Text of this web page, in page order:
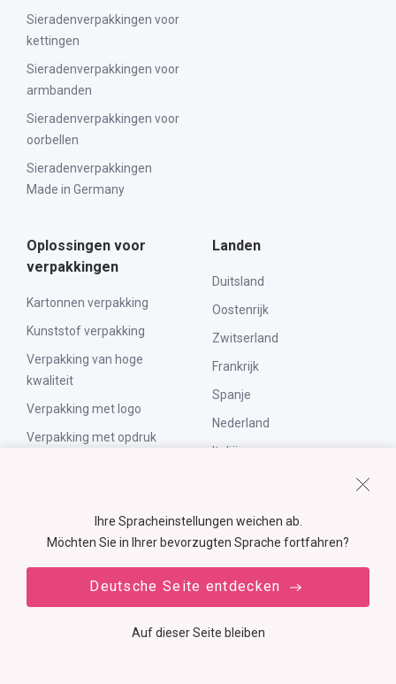
Sieradenverpakkingen voor
kettingen
Sieradenverpakkingen voor
armbanden
Sieradenverpakkingen voor
oorbellen
Sieradenverpakkingen
Made in Germany
Oplossingen voor
verpakkingen
Kartonnen verpakking
Kunststof verpakking
Verpakking van hoge
kwaliteit
Verpakking met logo
Verpakking met opdruk
Startups & kleine bedrijven
Zelf marketeer
Handel op abonnement
Landen
Duitsland
Oostenrijk
Zwitserland
Frankrijk
Spanje
Nederland
Italië
Internationaal
Ihre Spracheinstellungen weichen ab.
Möchten Sie in Ihrer bevorzugten Sprache fortfahren?
Deutsche Seite entdecken
Auf dieser Seite bleiben